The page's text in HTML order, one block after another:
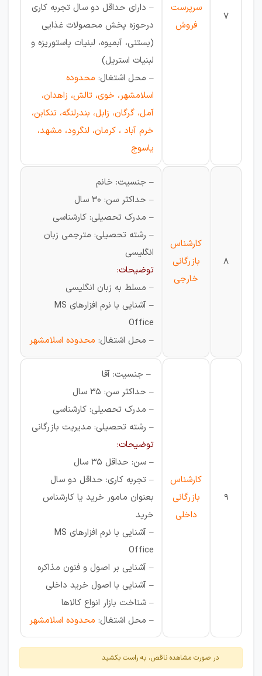
7
سرپرست
فروش
– دارای حداقل دو سال تجربه کاری
درحوزه پخش محصولات غذایی
(بستنی، آبمیوه، لبنیات پاستوریزه و
لبنیات استریل)
– محل اشتغال: محدوده
اسلامشهر، خوی، تالش، زاهدان،
آمل، گرگان، زابل، بندرلنگه، تنکابن،
خرم آباد ، کرمان، لنگرود، مشهد،
یاسوج
8
کارشناس
بازرگانی
خارجی
– جنسیت: خانم
– حداکثر سن: 30 سال
– مدرک تحصیلی: کارشناسی
– رشته تحصیلی: مترجمی زبان
انگلیسی
توضیحات:
– مسلط به زبان انگلیسی
– آشنایی با نرم افزارهای MS
Office
– محل اشتغال: محدوده اسلامشهر
9
کارشناس
بازرگانی
داخلی
– جنسیت: آقا
– حداکثر سن: 35 سال
– مدرک تحصیلی: کارشناسی
– رشته تحصیلی: مدیریت بازرگانی
توضیحات:
– سن: حداقل 35 سال
– تجربه کاری: حداقل دو سال
بعنوان مامور خرید یا کارشناس
خرید
– آشنایی با نرم افزارهای MS
Office
– آشنایی بر اصول و فنون مذاکره
– آشنایی با اصول خرید داخلی
– شناخت بازار انواع کالاها
– محل اشتغال: محدوده اسلامشهر
در صورت مشاهده ناقص، به راست بکشید